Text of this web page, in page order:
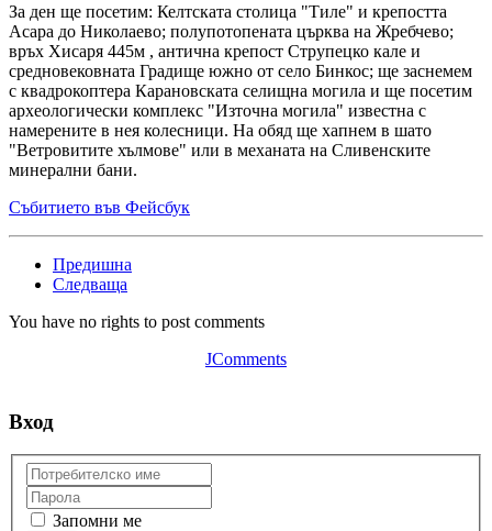
За ден ще посетим: Келтската столица "Тилe" и крепостта
Асара до Николаево; полупотопената църква на Жребчево;
връх Хисаря 445м , антична крепост Струпецко кале и
средновековната Градище южно от село Бинкос; ще заснемем
с квадрокоптера Карановската селищна могила и ще посетим
археологически комплекс "Източна могила" известна с
намерените в нея колесници. На обяд ще хапнем в шато
"Ветровитите хълмове" или в механата на Сливенските
минерални бани.
Събитието във Фейсбук
Предишна
Следваща
You have no rights to post comments
JComments
Вход
Запомни ме